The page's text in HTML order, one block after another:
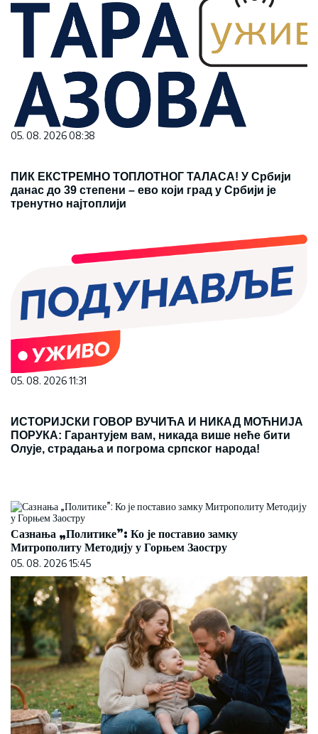
05. 08. 2026 08:38
ПИК ЕКСТРЕМНО ТОПЛОТНОГ ТАЛАСА! У Србији
данас до 39 степени – ево који град у Србији је
тренутно најтоплији
05. 08. 2026 11:31
ИСТОРИЈСКИ ГОВОР ВУЧИЋА И НИКАД МОЋНИЈА
ПОРУКА: Гарантујем вам, никада више неће бити
Олује, страдања и погрома српског народа!
Сазнања „Политике”: Ко је поставио замку
Митрополиту Методију у Горњем Заостру
05. 08. 2026 15:45